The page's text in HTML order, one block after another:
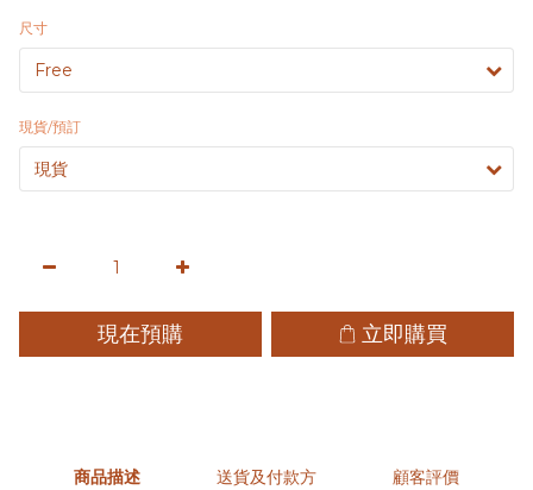
尺寸
現貨/預訂
現在預購 立即購買
商品描述
送貨及付款方
顧客評價